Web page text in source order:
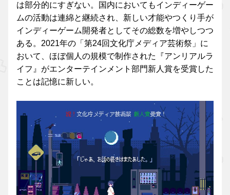
は部分的にすぎない。国内においてもインディーゲー
ムの活動は連綿と継続され、新しい才能やつくり手が
インディーゲーム開発者としてその総数を増やしつつ
ある。2021年の「第24回文化庁メディア芸術祭」に
おいて、ほぼ個人の規模で制作された『アンリアルラ
イフ』がエンターテインメント部門新人賞を受賞した
ことは記憶に新しい。